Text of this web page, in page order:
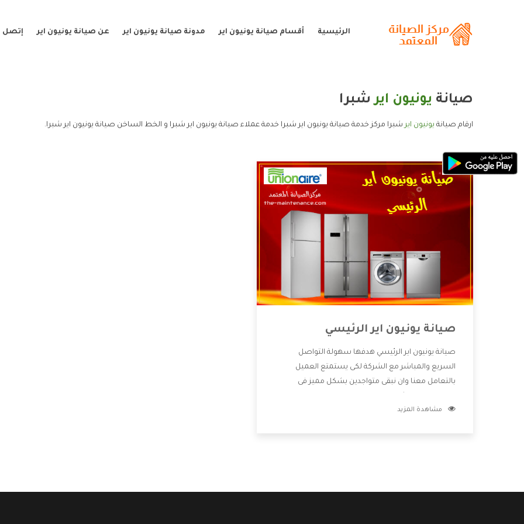
الرئيسية أقسام صيانة يونيون اير مدونة صيانة يونيون اير عن صيانة يونيون اير إتصل
صيانة يونيون ايرشبرا
ارقام صيانة يونيون ايرشبرا مركز خدمة صيانة يونيون اير شبرا خدمة عملاء صيانة يونيون اير شبرا و الخط الساخن صيانة يونيون اير شبرا.
صيانة يونيون اير الرئيسي
صيانة يونيون اير الرئيسي هدفها سهولة التواصل
السريع والمباشر مع الشركة لكى يستمتع العميل
بالتعامل معنا وان نبقى متواجدين بشكل مميز فى
للعميل وان يستمتع بالخدمات التى تنفرد الشركة بها
مشاهدة المزيد